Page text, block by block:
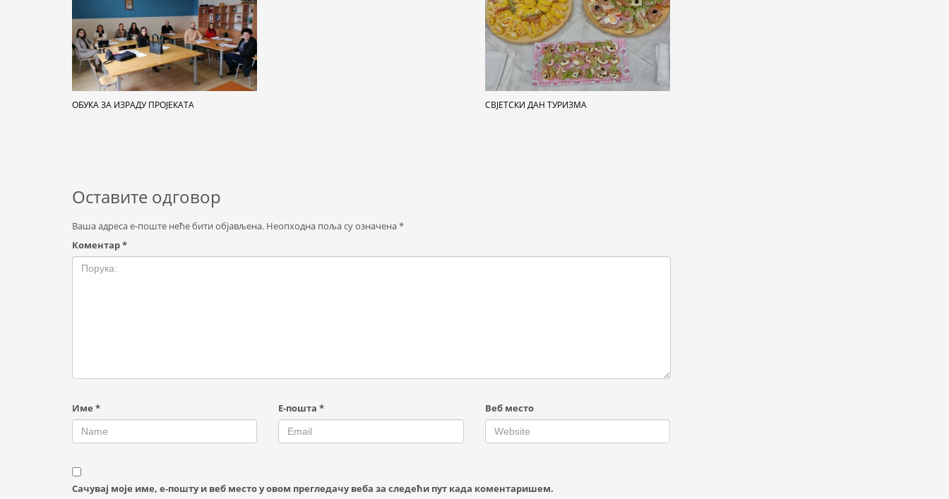
OБУКА ЗА ИЗРАДУ ПРОЈЕКАТА СВЈЕТСКИ ДАН ТУРИЗМА
Оставите одговор
Ваша адреса е-поште неће бити објављена. Неопходна поља су означена*
Коментар*
Име * Е-пошта* Веб место
Сачувај моје име, е-пошту и веб место у овом прегледачу веба за следећи пут када коментаришем.